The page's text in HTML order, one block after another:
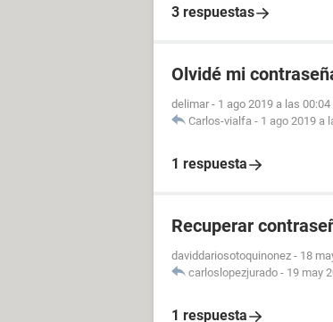
3 respuestas
Olvidé mi
delimar - 1 ago 2019 a las 00:04
Carlos-vialfa - 1 ago 2019 a
1 respuesta
Recuperar
daviddariosotoquinonez - 18
carloslopezjurado - 19 may
1 respuesta